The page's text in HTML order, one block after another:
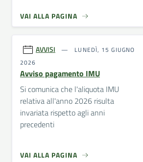
VAI ALLA PAGINA
AVVISI
LUNEDÌ, 15 GIUGNO
2026
Avviso pagamento IMU
Si comunica che l'aliquota IMU
relativa all'anno 2026 risulta
invariata rispetto agli anni
precedenti
VAI ALLA PAGINA